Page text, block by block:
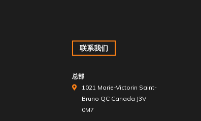
联系我们
总部
1021 Marie-Victorin Saint-
Bruno QC Canada J3V
0M7